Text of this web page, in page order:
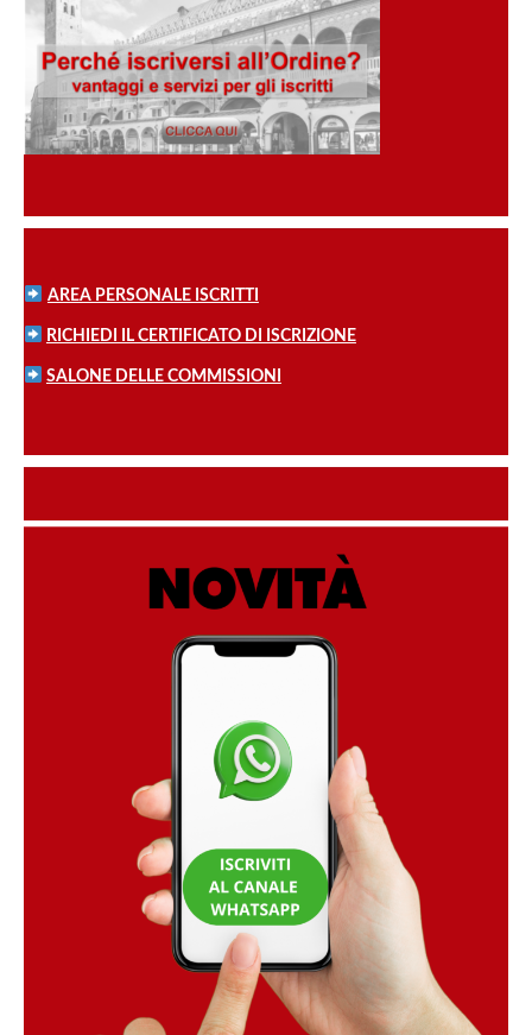
AREA PERSONALE ISCRITTI
RICHIEDI IL CERTIFICATO DI ISCRIZIONE
SALONE DELLE COMMISSIONI